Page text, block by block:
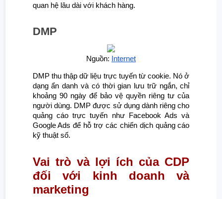
quan hệ lâu dài với khách hàng.
DMP
Nguồn: Internet
DMP thu thập dữ liệu trực tuyến từ cookie. Nó ở
dạng ẩn danh và có thời gian lưu trữ ngắn, chỉ
khoảng 90 ngày để bảo vệ quyền riêng tư của
người dùng. DMP được sử dụng dành riêng cho
quảng cáo trực tuyến như Facebook Ads và
Google Ads để hỗ trợ các chiến dịch quảng cáo
kỹ thuật số.
Vai trò và lợi ích của CDP
đối với kinh doanh và
marketing